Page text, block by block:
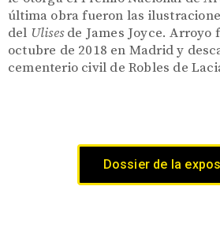
última obra fueron las
del Ulisesde James Joyce. Arroyo
octubre de 2018 en Madrid y
cementerio civil de Robles de
Dossier de la